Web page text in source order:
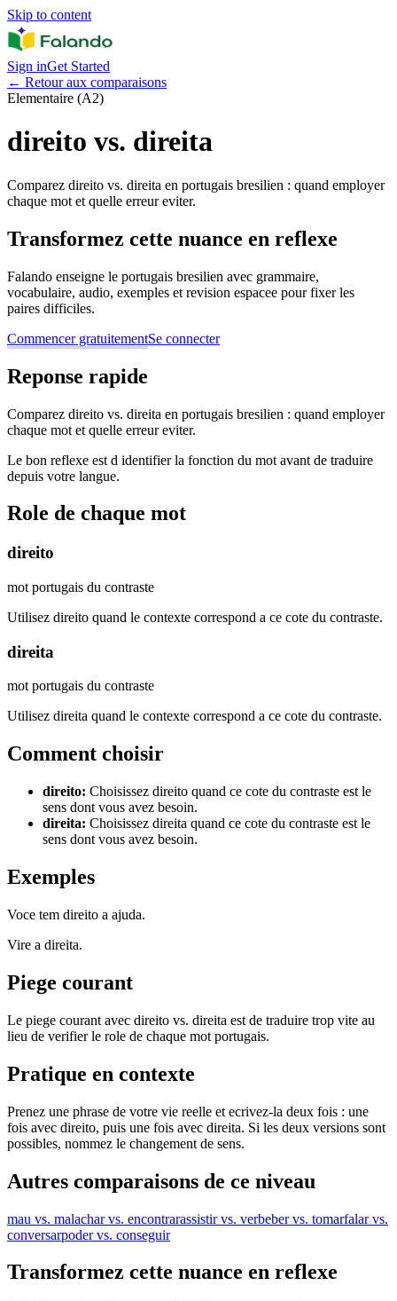
Skip to content
Sign inGet Started
← Retour aux comparaisons
Elementaire (A2)
direito vs. direita
Comparez direito vs. direita en portugais bresilien : quand employer
chaque mot et quelle erreur eviter.
Transformez cette nuance en reflexe
Falando enseigne le portugais bresilien avec grammaire,
vocabulaire, audio, exemples et revision espacee pour fixer les
paires difficiles.
Commencer gratuitementSe connecter
Reponse rapide
Comparez direito vs. direita en portugais bresilien : quand employer
chaque mot et quelle erreur eviter.
Le bon reflexe est d identifier la fonction du mot avant de traduire
depuis votre langue.
Role de chaque mot
direito
mot portugais du contraste
Utilisez direito quand le contexte correspond a ce cote du contraste.
direita
mot portugais du contraste
Utilisez direita quand le contexte correspond a ce cote du contraste.
Comment choisir
direito: Choisissez direito quand ce cote du contraste est le
sens dont vous avez besoin.
direita: Choisissez direita quand ce cote du contraste est le
sens dont vous avez besoin.
Exemples
Voce tem direito a ajuda.
Vire a direita.
Piege courant
Le piege courant avec direito vs. direita est de traduire trop vite au
lieu de verifier le role de chaque mot portugais.
Pratique en contexte
Prenez une phrase de votre vie reelle et ecrivez-la deux fois : une
fois avec direito, puis une fois avec direita. Si les deux versions sont
possibles, nommez le changement de sens.
Autres comparaisons de ce niveau
mau vs. malachar vs. encontrarassistir vs. verbeber vs. tomarfalar vs.
conversarpoder vs. conseguir
Transformez cette nuance en reflexe